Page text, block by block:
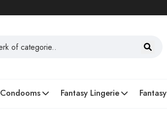
Condooms Fantasy Lingerie